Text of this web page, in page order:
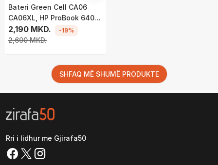
Bateri Green Cell CA06
CA06XL, HP ProBook 640
645 650 655 G1 (HP100)
2,190 MKD.
2,690 MKD.
-19%
SHFAQ MË SHUMË PRODUKTE
Rri i lidhur me Gjirafa50